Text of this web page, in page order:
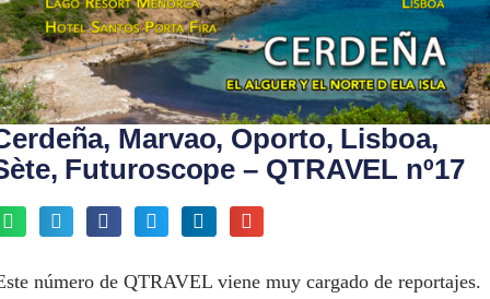
Marvao, Oporto, Lisboa,
Futuroscope – QTRAVEL nº17
número de QTRAVEL viene muy cargado de reportajes.